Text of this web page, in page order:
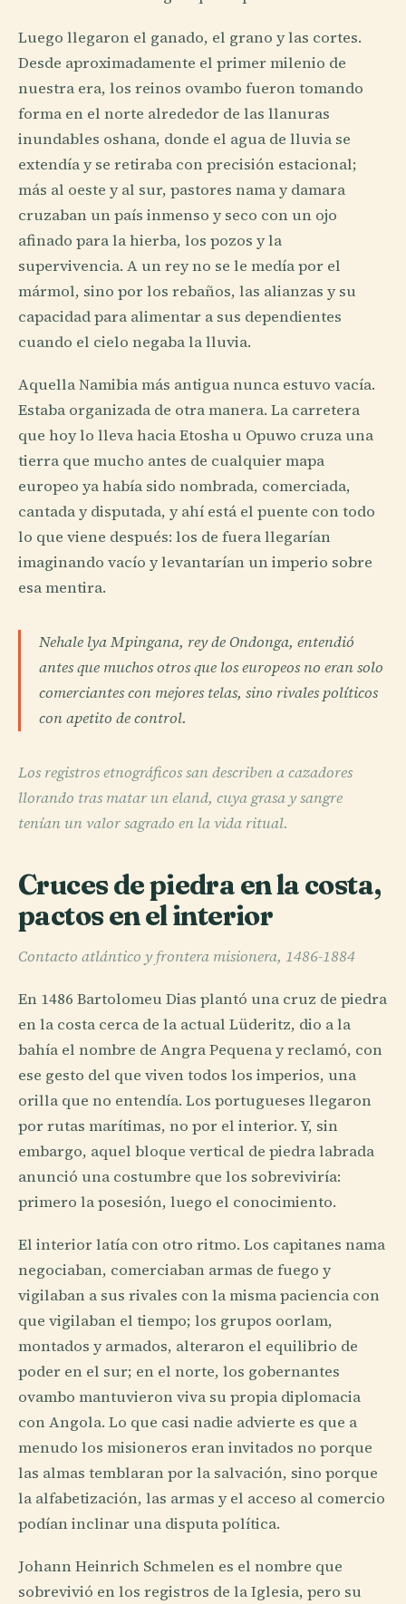
Luego llegaron el ganado, el grano y las cortes.
Desde aproximadamente el primer milenio de
nuestra era, los reinos ovambo fueron tomando
forma en el norte alrededor de las llanuras
inundables oshana, donde el agua de lluvia se
extendía y se retiraba con precisión estacional;
más al oeste y al sur, pastores nama y damara
cruzaban un país inmenso y seco con un ojo
afinado para la hierba, los pozos y la
supervivencia. A un rey no se le medía por el
mármol, sino por los rebaños, las alianzas y su
capacidad para alimentar a sus dependientes
cuando el cielo negaba la lluvia.
Aquella Namibia más antigua nunca estuvo vacía.
Estaba organizada de otra manera. La carretera
que hoy lo lleva hacia Etosha u Opuwo cruza una
tierra que mucho antes de cualquier mapa
europeo ya había sido nombrada, comerciada,
cantada y disputada, y ahí está el puente con todo
lo que viene después: los de fuera llegarían
imaginando vacío y levantarían un imperio sobre
esa mentira.
Nehale lya Mpingana, rey de Ondonga, entendió
antes que muchos otros que los europeos no eran solo
comerciantes con mejores telas, sino rivales políticos
con apetito de control.
Los registros etnográficos san describen a cazadores
llorando tras matar un eland, cuya grasa y sangre
tenían un valor sagrado en la vida ritual.
Cruces de piedra en la costa,
pactos en el interior
Contacto atlántico y frontera misionera, 1486-1884
En 1486 Bartolomeu Dias plantó una cruz de piedra
en la costa cerca de la actual Lüderitz, dio a la
bahía el nombre de Angra Pequena y reclamó, con
ese gesto del que viven todos los imperios, una
orilla que no entendía. Los portugueses llegaron
por rutas marítimas, no por el interior. Y, sin
embargo, aquel bloque vertical de piedra labrada
anunció una costumbre que los sobreviviría:
primero la posesión, luego el conocimiento.
El interior latía con otro ritmo. Los capitanes nama
negociaban, comerciaban armas de fuego y
vigilaban a sus rivales con la misma paciencia con
que vigilaban el tiempo; los grupos oorlam,
montados y armados, alteraron el equilibrio de
poder en el sur; en el norte, los gobernantes
ovambo mantuvieron viva su propia diplomacia
con Angola. Lo que casi nadie advierte es que a
menudo los misioneros eran invitados no porque
las almas temblaran por la salvación, sino porque
la alfabetización, las armas y el acceso al comercio
podían inclinar una disputa política.
Johann Heinrich Schmelen es el nombre que
sobrevivió en los registros de la Iglesia, pero su